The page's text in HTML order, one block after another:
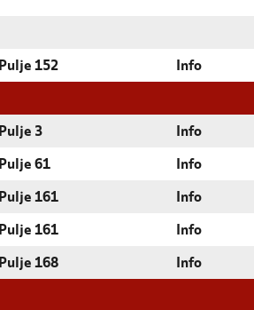
Pulje 152 Info
Pulje 3 Info
Pulje 61 Info
Pulje 161 Info
Pulje 161 Info
Pulje 168 Info